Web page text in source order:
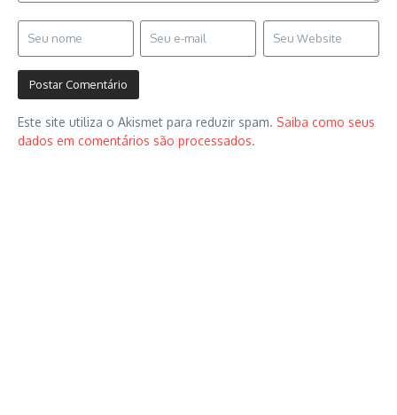
Este site utiliza o Akismet para reduzir spam. Saiba como seus
dados em comentários são processados.